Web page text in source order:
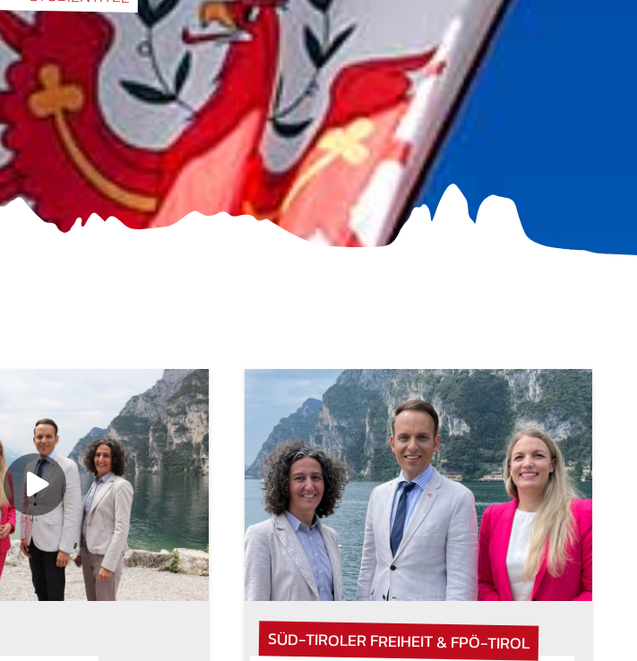
SÜD-TIROLER FREIHEIT & FPÖ-TIROL